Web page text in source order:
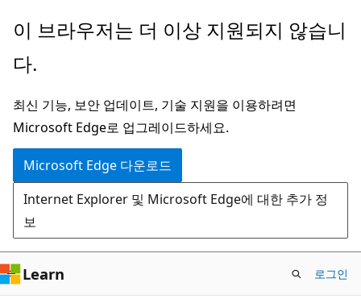
주
콘
츠
로
건
너
뛰
기
페
지
탐
색
으
로
건
너
뛰
기
이 브라우저는 더 이상 지원되지 않습니
다.
최신 기능, 보안 업데이트, 기술 지원을 이용하려면
Microsoft Edge로 업그레이드하세요.
Microsoft Edge 다운로드
Internet Explorer 및 Microsoft Edge에 대한 추가 정
보
Learn 로그인